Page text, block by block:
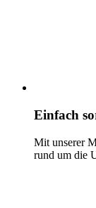
Einfach
Mit unserer
rund um die